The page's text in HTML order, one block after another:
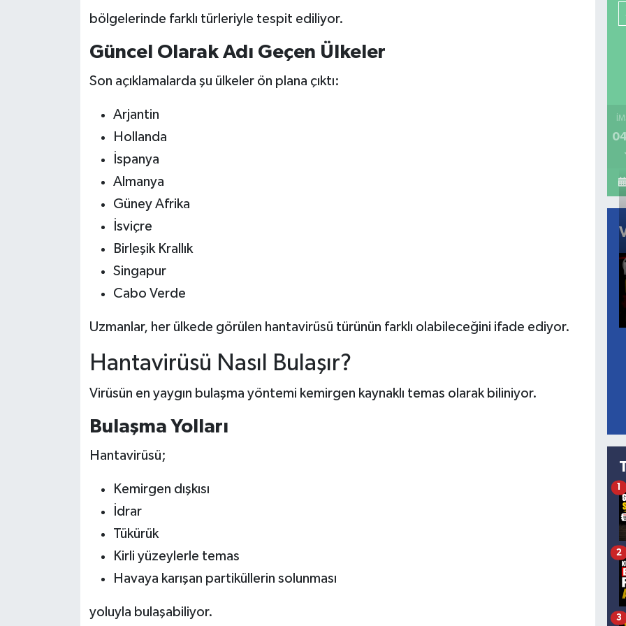
bölgelerinde farklı türleriyle tespit ediliyor.
Güncel Olarak Adı Geçen Ülkeler
Son açıklamalarda şu ülkeler ön plana çıktı:
Arjantin
Hollanda
İspanya
Almanya
Güney Afrika
İsviçre
Birleşik Krallık
Singapur
Cabo Verde
Uzmanlar, her ülkede görülen hantavirüsü türünün farklı olabileceğini ifade ediyor.
Hantavirüsü Nasıl Bulaşır?
Virüsün en yaygın bulaşma yöntemi kemirgen kaynaklı temas olarak biliniyor.
Bulaşma Yolları
Hantavirüsü;
Kemirgen dışkısı
İdrar
Tükürük
Kirli yüzeylerle temas
Havaya karışan partiküllerin solunması
yoluyla bulaşabiliyor.
1
2
3